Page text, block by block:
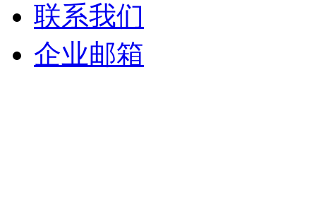
联系我们
企业邮箱